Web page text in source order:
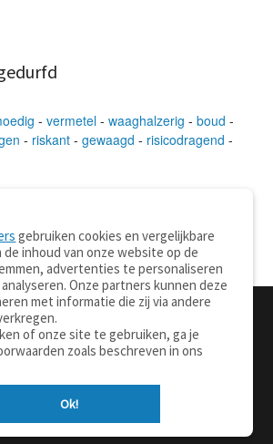
- vermetel - waaghalzerig - boud -
- riskant - gewaagd - risicodragend -
Over deze site
Privacy
gebruiken cookies en vergelijkbare
inhoud van onze website op de
advertenties te personaliseren
Onze partners kunnen deze
met informatie die zij via andere
of onze site te gebruiken, ga je
zoals beschreven in ons
Ok!